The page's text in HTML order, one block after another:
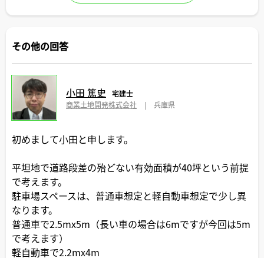
その他の回答
小田 篤史
宅建士
商業土地開発株式会社
| 兵庫県
初めまして小田と申します。
平坦地で道路段差の殆どない有効面積が40坪という前提
で考えます。
駐車場スペースは、普通車想定と軽自動車想定で少し異
なります。
普通車で2.5mx5m（長い車の場合は6mですが今回は5m
で考えます）
軽自動車で2.2mx4m